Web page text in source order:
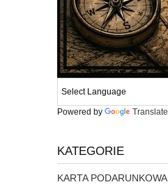
Powered by Translate
KATEGORIE
KARTA PODARUNKOWA